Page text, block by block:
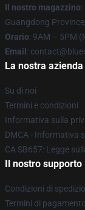
Il nostro magazzino
Guangdong
Orario: 9AM – 5PM
Email :
La nostra azienda
Su di noi
Termini e condizioni
Informativa sulla
DMCA - Informativa
CA SB657: Legge
Il nostro supporto
Condizioni di
Termini di pagamento